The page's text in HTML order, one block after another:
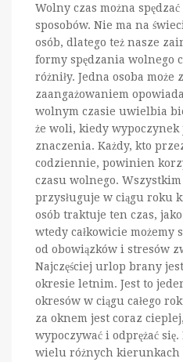
Wolny czas można
sposobów. Nie ma na
osób, dlatego też nasze
formy spędzania wolnego
różniły. Jedna osoba może
zaangażowaniem
wolnym czasie uwielbia
że woli, kiedy wypoczynek
znaczenia. Każdy, kto
codziennie, powinien
czasu wolnego.
przysługuje w ciągu roku
osób traktuje ten czas,
wtedy całkowicie możemy
od obowiązków i stresów
Najczęściej urlop brany
okresie letnim. Jest to
okresów w ciągu całego
za oknem jest coraz
wypoczywać i odprężać
wielu różnych kierunkach